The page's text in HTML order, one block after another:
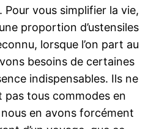
Pour vous simplifier la vie,
proportion d’ustensiles
lorsque l’on part au
besoins de certaines
indispensables. Ils ne
tous commodes en
en avons forcément